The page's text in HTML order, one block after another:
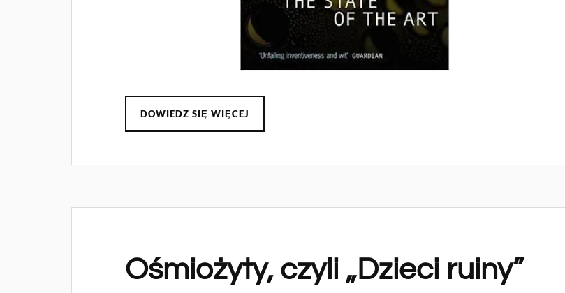
DOWIEDZ SIĘ WIĘCEJ
Ośmiożyty, czyli „Dzieci ruiny”